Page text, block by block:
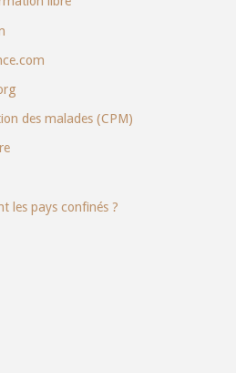
des malades (CPM)
les pays confinés ?